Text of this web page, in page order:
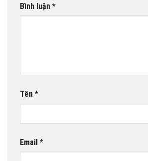
Bình luận *
Tên *
Email *